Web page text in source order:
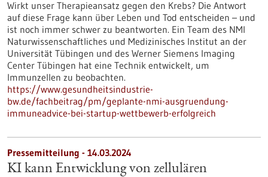
Wirkt unser Therapieansatz gegen den Krebs? Die Antwort
auf diese Frage kann über Leben und Tod entscheiden – und
ist noch immer schwer zu beantworten. Ein Team des NMI
Naturwissenschaftliches und Medizinisches Institut an der
Universität Tübingen und des Werner Siemens Imaging
Center Tübingen hat eine Technik entwickelt, um
Immunzellen zu beobachten.
https://www.gesundheitsindustrie-
bw.de/fachbeitrag/pm/geplante-nmi-ausgruendung-
immuneadvice-bei-startup-wettbewerb-erfolgreich
Pressemitteilung - 14.03.2024
KI kann Entwicklung von zellulären